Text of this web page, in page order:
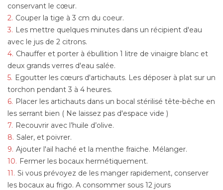
conservant le cœur.
Couper la tige à 3 cm du coeur.
Les mettre quelques minutes dans un récipient d'eau
avec le jus de 2 citrons.
Chauffer et porter à ébullition 1 litre de vinaigre blanc et
deux grands verres d'eau salée.
Egoutter les cœurs d'artichauts. Les déposer à plat sur un
torchon pendant 3 à 4 heures.
Placer les artichauts dans un bocal stérilisé tête-bêche en
les serrant bien ( Ne laissez pas d'espace vide )
Recouvrir avec l’huile d’olive.
Saler, et poivrer.
Ajouter l'ail haché et la menthe fraiche. Mélanger.
Fermer les bocaux hermétiquement.
Si vous prévoyez de les manger rapidement, conserver
les bocaux au frigo. A consommer sous 12 jours